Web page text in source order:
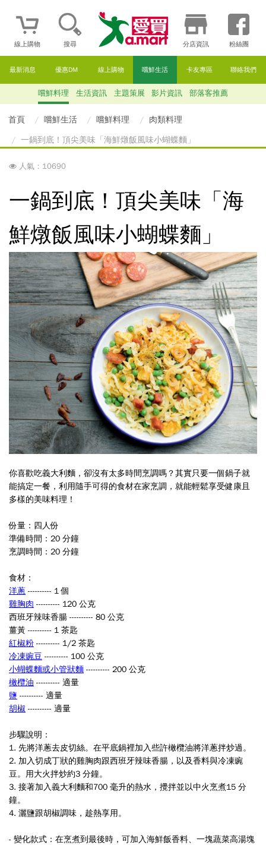
線上購物 搜尋 分店資訊 粉絲團
最新消息 優惠DM 線上購物 嚐鮮生活 卡友專區 聯絡我們
嚐鮮料理 生活資訊 主題策展 影片資訊 部落客推薦
首頁 嚐鮮生活 嚐鮮料理
肉類料理
一鍋到底！頂尖美味「海鮮燉飯風味小蝴蝶麵」
人氣：10690
一鍋到底！頂尖美味「海
鮮燉飯風味小蝴蝶麵」
你喜歡吃義大利麵，卻沒有太多時間烹調嗎？其實只要一個鍋子就
能搞定一餐，利用隨手可得的食材在家烹調，就能輕鬆享受健康且
多樣的美味料理！
份量：四人份
準備時間：20 分鐘
烹調時間：20 分鐘
食材：
洋蔥 ---------- 1 個
雞胸肉 ---------- 120 公克
西班牙辣味香腸 ---------- 80 公克
薑黃 ---------- 1 茶匙
紅椒粉 ---------- 1/2 茶匙
冷凍豌豆 ---------- 100 公克
小蝴蝶麵或小管狀麵 ---------- 200 公克
橄欖油 ---------- 適量
鹽 ---------- 適量
胡椒 ---------- 適量
步驟說明：
1. 先將洋蔥去皮切絲。在平底鍋裡加入些許橄欖油將洋蔥拌炒過。
2. 加入切成丁狀的雞胸肉跟西班牙辣味香腸，以及香料與冷凍豌
豆。用大火拌炒約3 分鐘。
3. 接著加入義大利麵和700 毫升的熱水，攪拌並以中火烹煮15 分
鐘。
4. 灑鹽跟胡椒調味，趁熱享用。
- 變化款式：在烹煮到最後時，可加入海鮮飯香料、一塊蔬菜高湯塊